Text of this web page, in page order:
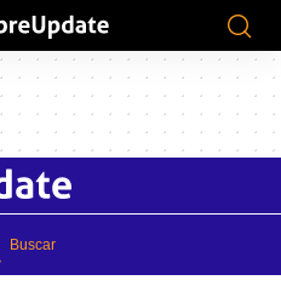
Buscar